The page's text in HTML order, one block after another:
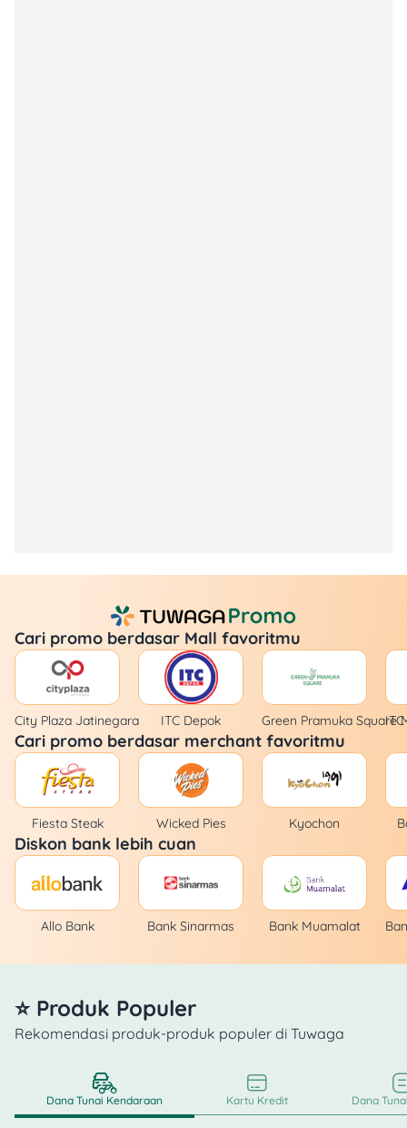
Cari promo berdasar Mall favoritmu
City Plaza Jatinegara ITC Depok Green Pramuka Square
Cari promo berdasar merchant favoritmu
Fiesta Steak Wicked Pies Kyochon
Diskon bank lebih cuan
Allo Bank Bank Sinarmas Bank Muamalat
⭐ Produk Populer
Rekomendasi produk-produk populer di Tuwaga
Dana Tunai Kendaraan Kartu Kredit Dana